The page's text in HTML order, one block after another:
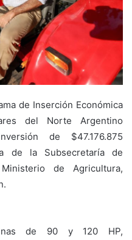
de Inserción Económica
del Norte Argentino
de $47.176.875
de la Subsecretaría de
de Agricultura,
de 90 y 120 HP,